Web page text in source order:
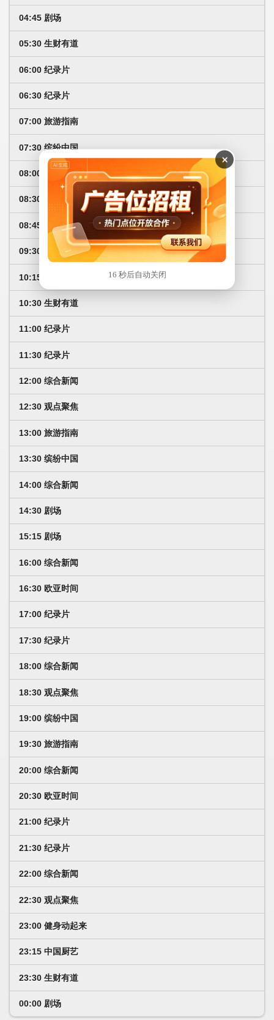
04:45 剧场
05:30 生财有道
06:00 纪录片
06:30 纪录片
07:00 旅游指南
07:30 缤纷中国
08:00 欧亚时间
08:30 中国厨艺
08:45 剧场
09:30 剧场
10:15 健身动起来
10:30 生财有道
11:00 纪录片
11:30 纪录片
12:00 综合新闻
12:30 观点聚焦
13:00 旅游指南
13:30 缤纷中国
14:00 综合新闻
14:30 剧场
15:15 剧场
16:00 综合新闻
16:30 欧亚时间
17:00 纪录片
17:30 纪录片
18:00 综合新闻
18:30 观点聚焦
19:00 缤纷中国
19:30 旅游指南
20:00 综合新闻
20:30 欧亚时间
21:00 纪录片
21:30 纪录片
22:00 综合新闻
22:30 观点聚焦
23:00 健身动起来
23:15 中国厨艺
23:30 生财有道
00:00 剧场
×
15 秒后自动关闭